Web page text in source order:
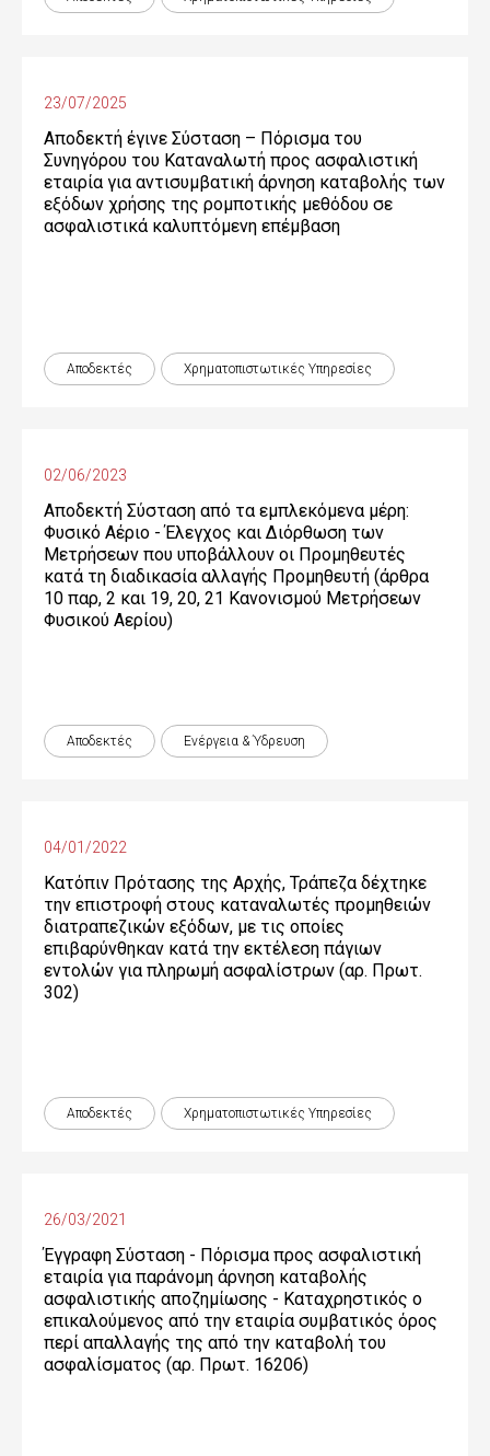
23/07/2025
Αποδεκτή έγινε Σύσταση – Πόρισμα του
Συνηγόρου του Καταναλωτή προς ασφαλιστική
εταιρία για αντισυμβατική άρνηση καταβολής των
εξόδων χρήσης της ρομποτικής μεθόδου σε
ασφαλιστικά καλυπτόμενη επέμβαση
Αποδεκτές Χρηματοπιστωτικές Yπηρεσίες
02/06/2023
Αποδεκτή Σύσταση από τα εμπλεκόμενα μέρη:
Φυσικό Αέριο - Έλεγχος και Διόρθωση των
Μετρήσεων που υποβάλλουν οι Προμηθευτές
κατά τη διαδικασία αλλαγής Προμηθευτή (άρθρα
10 παρ, 2 και 19, 20, 21 Κανονισμού Μετρήσεων
Φυσικού Αερίου)
Αποδεκτές Ενέργεια & Ύδρευση
04/01/2022
Κατόπιν Πρότασης της Αρχής, Τράπεζα δέχτηκε
την επιστροφή στους καταναλωτές προμηθειών
διατραπεζικών εξόδων, με τις οποίες
επιβαρύνθηκαν κατά την εκτέλεση πάγιων
εντολών για πληρωμή ασφαλίστρων (αρ. Πρωτ.
302)
Αποδεκτές Χρηματοπιστωτικές Yπηρεσίες
26/03/2021
Έγγραφη Σύσταση - Πόρισμα προς ασφαλιστική
εταιρία για παράνομη άρνηση καταβολής
ασφαλιστικής αποζημίωσης - Καταχρηστικός ο
επικαλούμενος από την εταιρία συμβατικός όρος
περί απαλλαγής της από την καταβολή του
ασφαλίσματος (αρ. Πρωτ. 16206)